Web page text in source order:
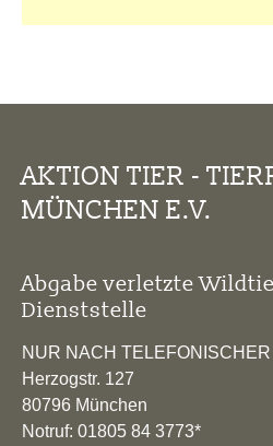
AKTION TIER -
MÜNCHEN E.V.
Abgabe verletzte
Dienststelle
NUR NACH
Herzogstr. 127
80796 München
Notruf: 01805 84 3773*